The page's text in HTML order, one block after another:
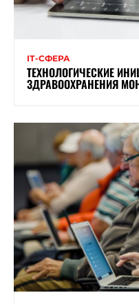
ІТ-СФЕРА
ТЕХНОЛОГИЧЕСКИЕ
ЗДРАВООХРАНЕНИЯ